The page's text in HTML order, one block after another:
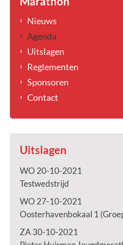
Nieuws
Agenda
Uitslagen
Reglementen
Sponsoren
Contact
Uitslagen
WO 20-10-2021
Testwedstrijd
WO 27-10-2021
Oosterhavenbokaal 1
ZA 30-10-2021